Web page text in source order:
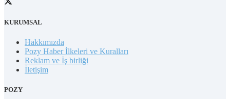
KURUMSAL
Hakkımızda
Pozy Haber İlkeleri ve Kuralları
Reklam ve İş birliği
İletişim
POZY